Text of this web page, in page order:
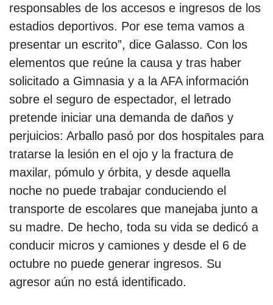
responsables de los accesos e ingresos de los
estadios deportivos. Por ese tema vamos a
presentar un escrito”, dice Galasso. Con los
elementos que reúne la causa y tras haber
solicitado a Gimnasia y a la AFA información
sobre el seguro de espectador, el letrado
pretende iniciar una demanda de daños y
perjuicios: Arballo pasó por dos hospitales para
tratarse la lesión en el ojo y la fractura de
maxilar, pómulo y órbita, y desde aquella
noche no puede trabajar conduciendo el
transporte de escolares que manejaba junto a
su madre. De hecho, toda su vida se dedicó a
conducir micros y camiones y desde el 6 de
octubre no puede generar ingresos. Su
agresor aún no está identificado.